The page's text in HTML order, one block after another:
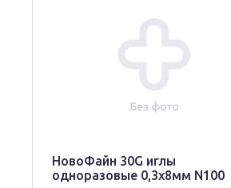
НовоФайн 30G иглы
одноразовые 0,3х8мм N100